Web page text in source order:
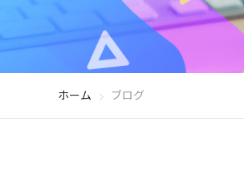
ホーム ブログ